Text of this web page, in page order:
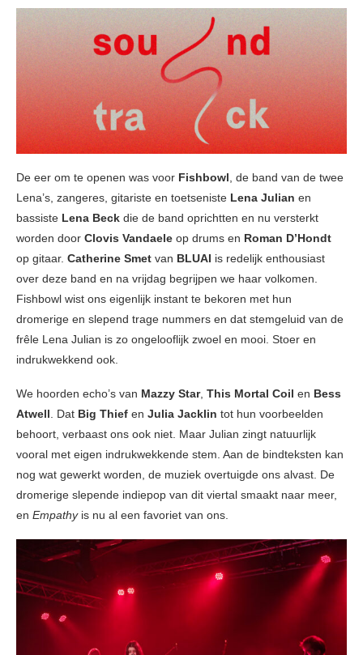
De eer om te openen was voor Fishbowl , de band van de twee
Lena’s, zangeres, gitariste en toetseniste Lena Julian en
bassiste Lena Beck die de band oprichtten en nu versterkt
worden door Clovis Vandaele op drums en Roman D’Hondt
op gitaar. Catherine Smet van BLUAI is redelijk enthousiast
over deze band en na vrijdag begrijpen we haar volkomen.
Fishbowl wist ons eigenlijk instant te bekoren met hun
dromerige en slepend trage nummers en dat stemgeluid van de
frêle Lena Julian is zo ongelooflijk zwoel en mooi. Stoer en
indrukwekkend ook.
We hoorden echo’s van Mazzy Star, This Mortal Coil en Bess
Atwell . Dat Big Thief en Julia Jacklin tot hun voorbeelden
behoort, verbaast ons ook niet. Maar Julian zingt natuurlijk
vooral met eigen indrukwekkende stem. Aan de bindteksten kan
nog wat gewerkt worden, de muziek overtuigde ons alvast. De
dromerige slepende indiepop van dit viertal smaakt naar meer,
en Empathy is nu al een favoriet van ons.